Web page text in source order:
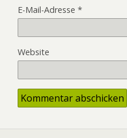
E-Mail-Adresse *
Website